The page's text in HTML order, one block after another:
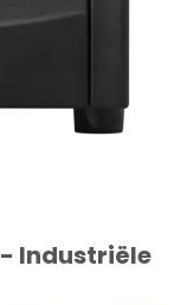
Industriële